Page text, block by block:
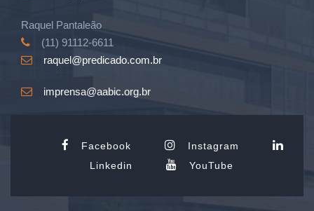
Raquel Pantaleão
(11) 91112-6611
raquel@predicado.com.br
imprensa@aabic.org.br
Facebook
Instagram
Linkedin
YouTube